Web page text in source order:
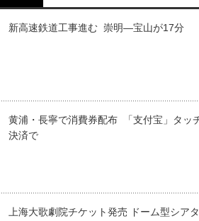
新高速鉄道工事進む 崇明―宝山が17分
黄浦・長寧で消費券配布 「支付宝」タッ
決済で
上海大歌劇院チケット発売 ドーム型シア